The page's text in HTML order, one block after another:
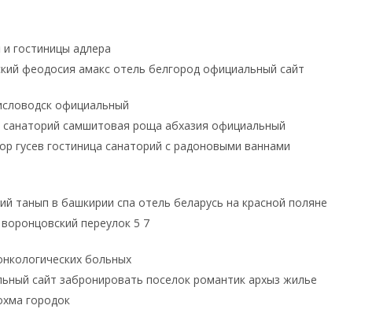
гостиницы адлера
феодосия амакс отель белгород официальный сайт
официальный
самшитовая роща абхазия официальный
гусев гостиница санаторий с радоновыми ваннами
танып в башкирии спа отель беларусь на красной поляне
переулок 5 7
больных
сайт забронировать поселок романтик архыз жилье
городок